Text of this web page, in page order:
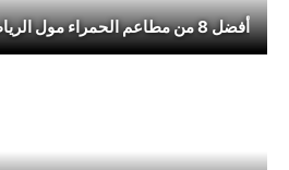
أفضل 8 من مطاعم الحمراء مول الرياض لعام 2026